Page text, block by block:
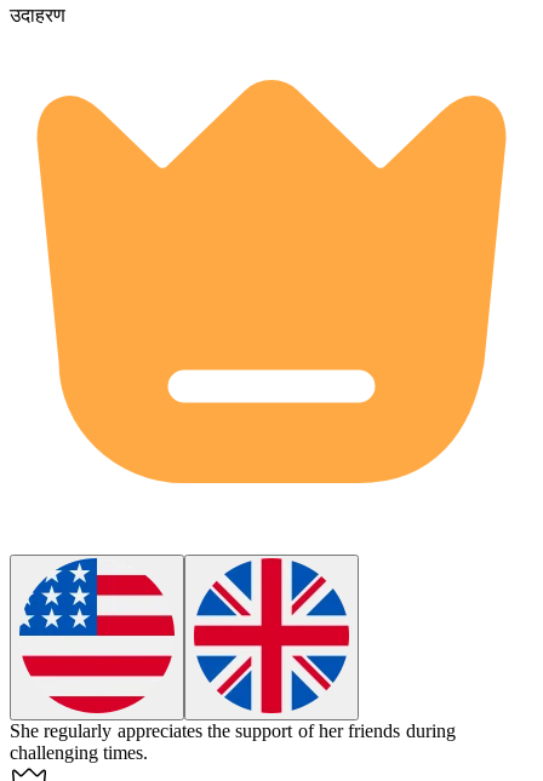
उदाहरण
She regularly appreciates the support of her friends during
challenging times.